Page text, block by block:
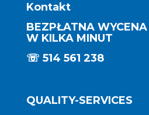
Kontakt
BEZPŁATNA WYCENA
W KILKA MINUT
☏ 514 561 238
QUALITY-SERVICES